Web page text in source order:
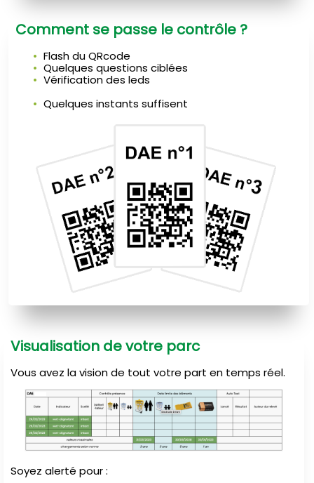
Comment se passe le contrôle ?
Flash du QRcode
Quelques questions ciblées
Vérification des leds
Quelques instants suffisent
Visualisation de votre parc
Vous avez la vision de tout votre part en temps réel.
Soyez alerté pour :